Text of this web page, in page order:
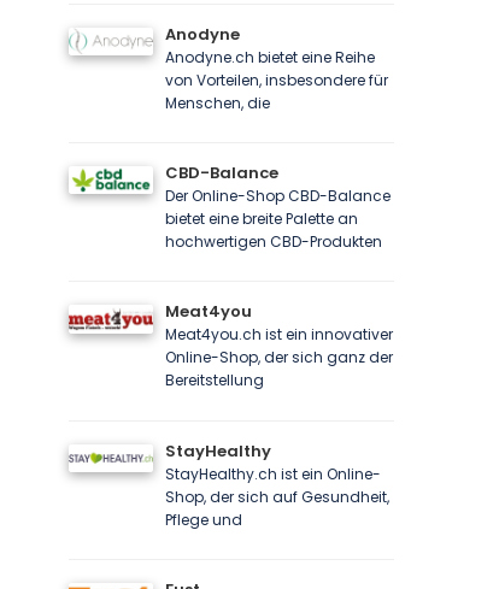
Anodyne
Anodyne.ch bietet eine Reihe
von Vorteilen, insbesondere für
Menschen, die
CBD-Balance
Der Online-Shop CBD-Balance
bietet eine breite Palette an
hochwertigen CBD-Produkten
Meat4you
Meat4you.ch ist ein innovativer
Online-Shop, der sich ganz der
Bereitstellung
StayHealthy
StayHealthy.ch ist ein Online-
Shop, der sich auf Gesundheit,
Pflege und